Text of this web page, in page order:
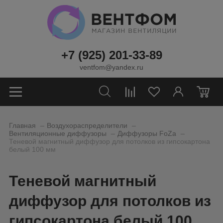
+7 (925) 201-33-89
ventfom@yandex.ru
0
Главная Воздухораспределители
Вентиляционные диффузоры _ Диффузоры FoZa
Теневой магнитный диффузор для потолков из гипсокартона
белый 100 мм
Теневой магнитный
диффузор для потолков из